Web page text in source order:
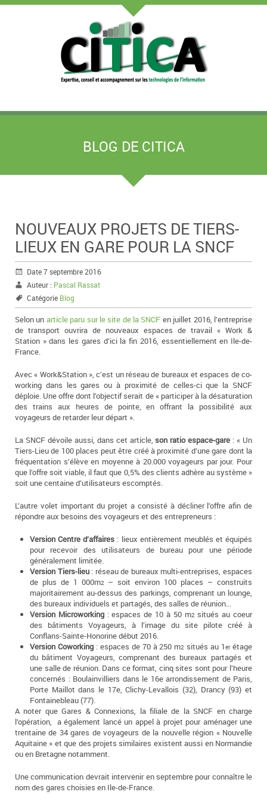
BLOG DE CITICA
NOUVEAUX PROJETS DE TIERS-
LIEUX EN GARE POUR LA SNCF
Date 7 septembre 2016
Auteur : Pascal Rassat
Catégorie Blog
Selon un article paru sur le site de la SNCF en juillet 2016, l’entreprise
de transport ouvrira de nouveaux espaces de travail « Work &
Station » dans les gares d’ici la fin 2016, essentiellement en Ile-de-
France.
Avec « Work&Station », c’est un réseau de bureaux et espaces de co-
working dans les gares ou à proximité de celles-ci que la SNCF
déploie. Une offre dont l’objectif serait de « participer à la désaturation
des trains aux heures de pointe, en offrant la possibilité aux
voyageurs de retarder leur départ ».
La SNCF dévoile aussi, dans cet article, son ratio espace-gare : « Un
Tiers-Lieu de 100 places peut être créé à proximité d’une gare dont la
fréquentation s’élève en moyenne à 20.000 voyageurs par jour. Pour
que l’offre soit viable, il faut que 0,5% des clients adhère au système »
soit une centaine d’utilisateurs escomptés.
L’autre volet important du projet a consisté à décliner l’offre afin de
répondre aux besoins des voyageurs et des entrepreneurs :
Version Centre d’affaires : lieux entièrement meublés et équipés
pour recevoir des utilisateurs de bureau pour une période
généralement limitée.
Version Tiers-lieu: réseau de bureaux multi-entreprises, espaces
de plus de 1 000m2 – soit environ 100 places – construits
majoritairement au-dessus des parkings, comprenant un lounge,
des bureaux individuels et partagés, des salles de réunion…
Version Microworking: espaces de 10 à 50 m2situés au coeur
des bâtiments Voyageurs, à l’image du site pilote créé à
Conflans-Sainte-Honorine début 2016.
Version Coworking: espaces de 70 à 250 m2 situés au 1erétage
du bâtiment Voyageurs, comprenant des bureaux partagés et
une salle de réunion. Dans ce format, cinq sites sont pour l’heure
concernés : Boulainvilliers dans le 16e arrondissement de Paris,
Porte Maillot dans le 17e, Clichy-Levallois (32), Drancy (93) et
Fontainebleau (77).
A noter que Gares & Connexions, la filiale de la SNCF en charge
l’opération, a également lancé un appel à projet pour aménager une
trentaine de 34 gares de voyageurs de la nouvelle région « Nouvelle
Aquitaine » et que des projets similaires existent aussi en Normandie
ou en Bretagne notamment.
Une communication devrait intervenir en septembre pour connaître le
nom des gares choisies en Ile-de-France.